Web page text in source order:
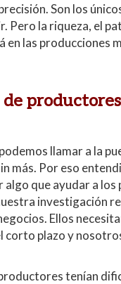
Son los
Pero la riqueza, el
las producciones
de
llamar a la
más. Por eso
algo que ayudar a
investigación
Ellos
corto plazo y
tenían